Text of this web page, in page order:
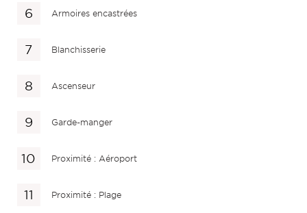
Armoires encastrées
Blanchisserie
Ascenseur
Garde-manger
Proximité : Aéroport
Proximité : Plage